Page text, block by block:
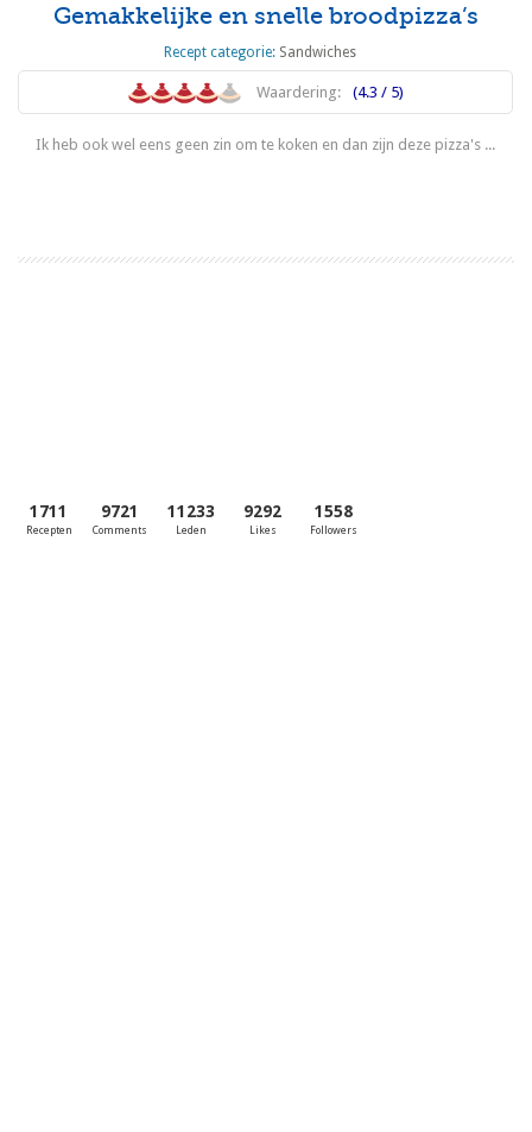
Gemakkelijke en snelle broodpizza’s
Recept categorie: Sandwiches
Waardering: (4.3 / 5)
Ik heb ook wel eens geen zin om te koken en dan zijn deze pizza's ...
1711
Recepten
9721
Comments
11233
Leden
9292
Likes
1558
Followers